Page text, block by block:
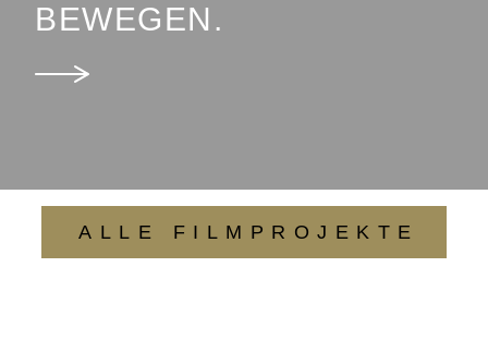
BEWEGEN.
ALLE FILMPROJEKTE